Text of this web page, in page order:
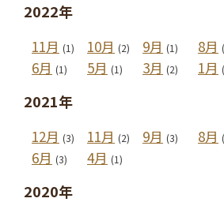
2022年
11月 (1) 10月 (2) 9月 (1) 8月
6月 (1) 5月 (1) 3月 (2) 1月
2021年
12月 (3) 11月 (2) 9月 (3) 8月
6月 (3) 4月 (1)
2020年